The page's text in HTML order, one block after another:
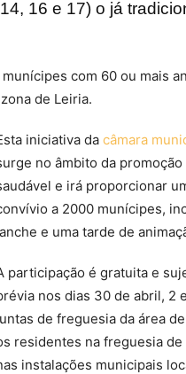
16 e 17) o já
munícipes com 60 ou mais
de Leiria.
iniciativa da câmara
no âmbito da
e irá proporcionar
a 2000 munícipes,
e uma tarde de
participação é gratuita e
nos dias 30 de abril, 2
de freguesia da área
residentes na freguesia de
instalações municipais